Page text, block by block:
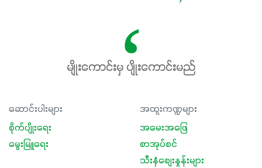
မျိုးကောင်းမှ ပျိုးကောင်းမည်
ဆောင်းပါးများ
စိုက်ပျိုးရေး
မွေးမြူရေး
အထူးကဏ္ဍများ
အမေးအဖြေ
စာအုပ်စင်
သီးနှံစျေးနှုန်းများ